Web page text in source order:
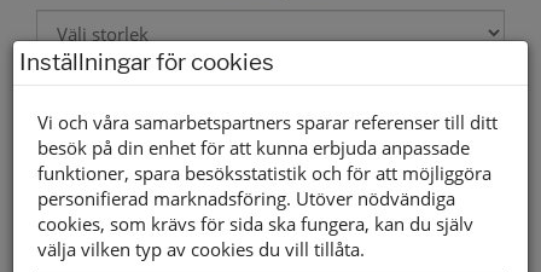
Lagerstatus per butik
Butik
36 37 38 39 40 41
42
Borlänge
Inställningar för cookies
Vi och våra samarbetspartners sparar referenser till ditt
besök på din enhet för att kunna erbjuda anpassade
funktioner, spara besöksstatistik och för att möjliggöra
personifierad marknadsföring. Utöver nödvändiga
cookies, som krävs för sida ska fungera, kan du själv
välja vilken typ av cookies du vill tillåta.